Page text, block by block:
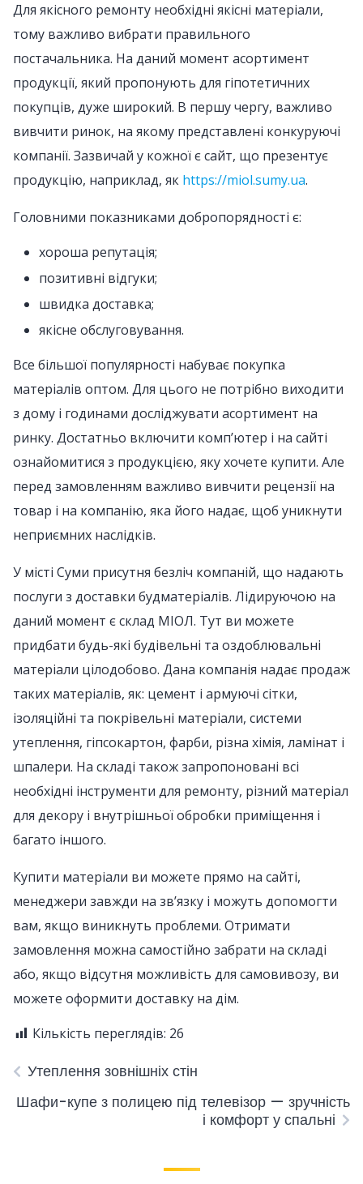
Для якісного ремонту необхідні якісні матеріали,
тому важливо вибрати правильного
постачальника. На даний момент асортимент
продукції, який пропонують для гіпотетичних
покупців, дуже широкий. В першу чергу, важливо
вивчити ринок, на якому представлені конкуруючі
компанії. Зазвичай у кожної є сайт, що презентує
продукцію, наприклад, як https://miol.sumy.ua.
Головними показниками добропорядності є:
хороша репутація;
позитивні відгуки;
швидка доставка;
якісне обслуговування.
Все більшої популярності набуває покупка
матеріалів оптом. Для цього не потрібно виходити
з дому і годинами досліджувати асортимент на
ринку. Достатньо включити комп’ютер і на сайті
ознайомитися з продукцією, яку хочете купити. Але
перед замовленням важливо вивчити рецензії на
товар і на компанію, яка його надає, щоб уникнути
неприємних наслідків.
У місті Суми присутня безліч компаній, що надають
послуги з доставки будматеріалів. Лідируючою на
даний момент є склад МІОЛ. Тут ви можете
придбати будь-які будівельні та оздоблювальні
матеріали цілодобово. Дана компанія надає продаж
таких матеріалів, як: цемент і армуючі сітки,
ізоляційні та покрівельні матеріали, системи
утеплення, гіпсокартон, фарби, різна хімія, ламінат і
шпалери. На складі також запропоновані всі
необхідні інструменти для ремонту, різний матеріал
для декору і внутрішньої обробки приміщення і
багато іншого.
Купити матеріали ви можете прямо на сайті,
менеджери завжди на зв’язку і можуть допомогти
вам, якщо виникнуть проблеми. Отримати
замовлення можна самостійно забрати на складі
або, якщо відсутня можливість для самовивозу, ви
можете оформити доставку на дім.
Кількість переглядів: 26
Утеплення зовнішніх стін
Шафи-купе з полицею під телевізор — зручність
і комфорт у спальні